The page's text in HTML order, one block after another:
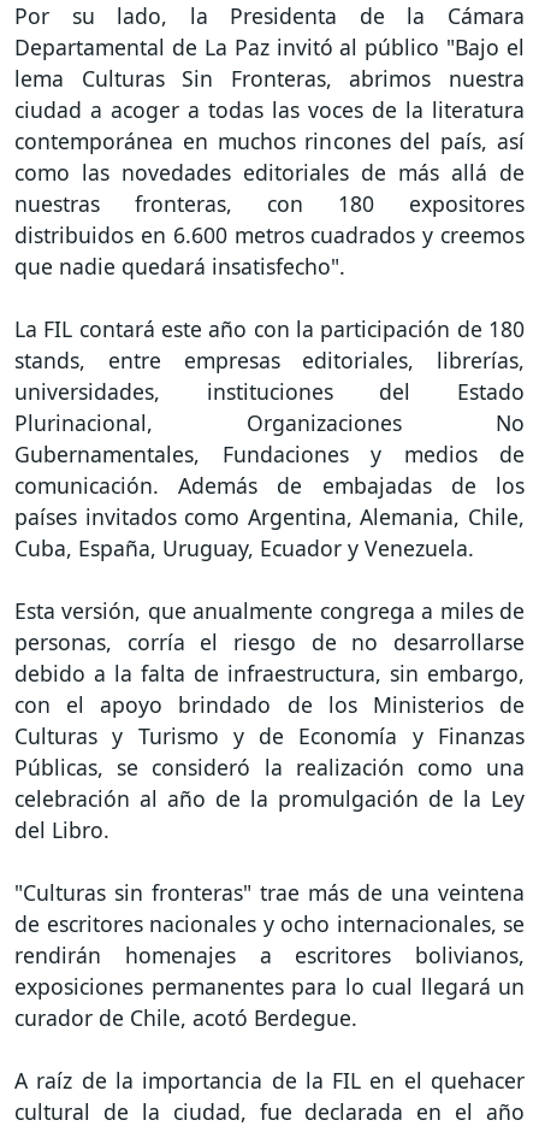
Por su lado, la Presidenta de la Cámara
Departamental de La Paz invitó al público "Bajo el
lema Culturas Sin Fronteras, abrimos nuestra
ciudad a acoger a todas las voces de la literatura
contemporánea en muchos rincones del país, así
como las novedades editoriales de más allá de
nuestras fronteras, con 180 expositores
distribuidos en 6.600 metros cuadrados y creemos
que nadie quedará insatisfecho".
La FIL contará este año con la participación de 180
stands, entre empresas editoriales, librerías,
universidades, instituciones del Estado
Plurinacional, Organizaciones No
Gubernamentales, Fundaciones y medios de
comunicación. Además de embajadas de los
países invitados como Argentina, Alemania, Chile,
Cuba, España, Uruguay, Ecuador y Venezuela.
Esta versión, que anualmente congrega a miles de
personas, corría el riesgo de no desarrollarse
debido a la falta de infraestructura, sin embargo,
con el apoyo brindado de los Ministerios de
Culturas y Turismo y de Economía y Finanzas
Públicas, se consideró la realización como una
celebración al año de la promulgación de la Ley
del Libro.
"Culturas sin fronteras" trae más de una veintena
de escritores nacionales y ocho internacionales, se
rendirán homenajes a escritores bolivianos,
exposiciones permanentes para lo cual llegará un
curador de Chile, acotó Berdegue.
A raíz de la importancia de la FIL en el quehacer
cultural de la ciudad, fue declarada en el año